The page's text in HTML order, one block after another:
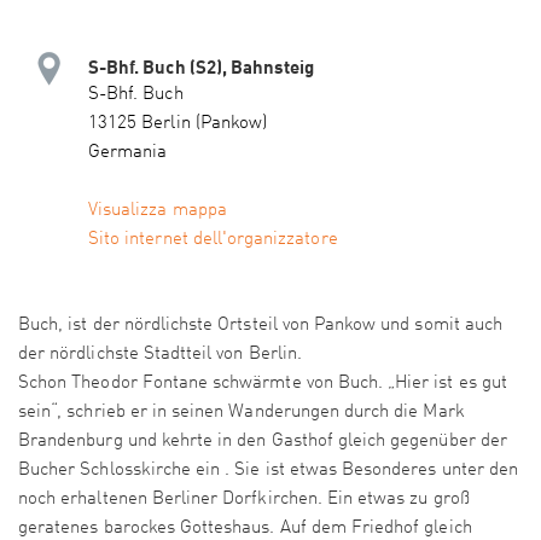
S-Bhf. Buch (S2), Bahnsteig
S-Bhf. Buch
13125 Berlin (Pankow)
Germania
Visualizza mappa
Sito internet dell'organizzatore
Buch, ist der nördlichste Ortsteil von Pankow und somit auch
der nördlichste Stadtteil von Berlin.
Schon Theodor Fontane schwärmte von Buch. „Hier ist es gut
sein“, schrieb er in seinen Wanderungen durch die Mark
Brandenburg und kehrte in den Gasthof gleich gegenüber der
Bucher Schlosskirche ein . Sie ist etwas Besonderes unter den
noch erhaltenen Berliner Dorfkirchen. Ein etwas zu groß
geratenes barockes Gotteshaus. Auf dem Friedhof gleich